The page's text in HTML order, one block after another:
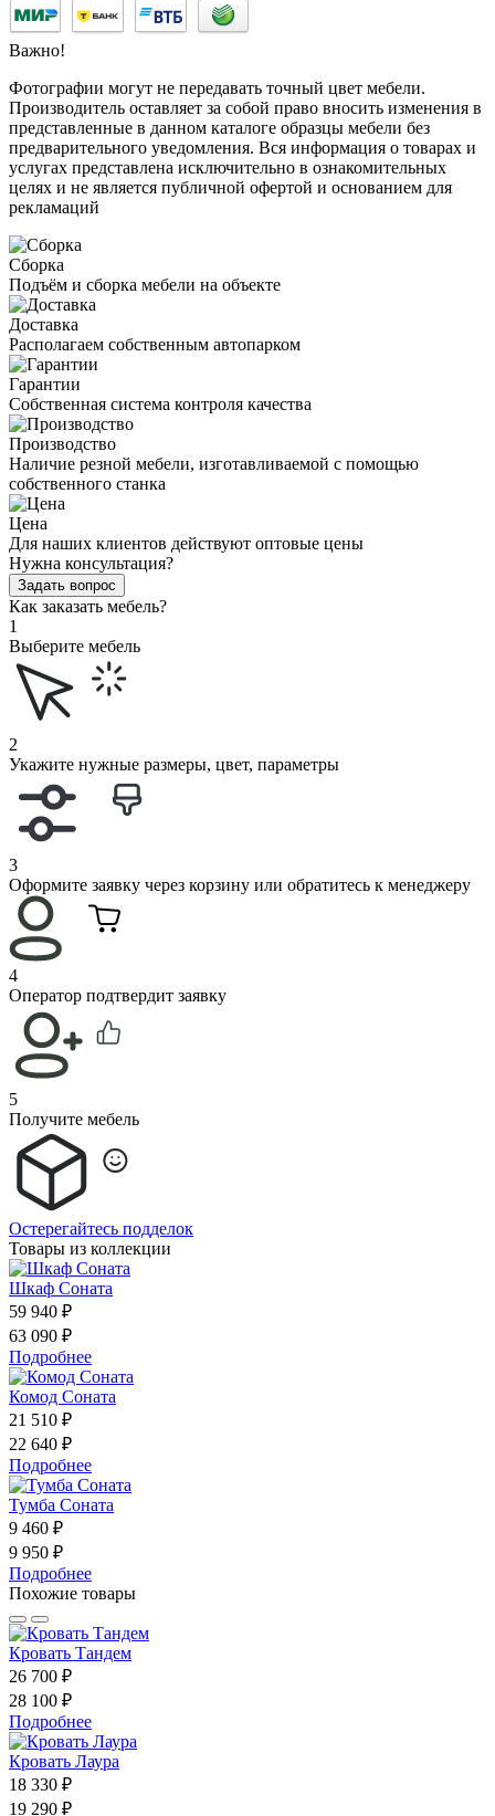
Важно!
Фотографии могут не передавать точный цвет мебели.
Производитель оставляет за собой право вносить изменения в
представленные в данном каталоге образцы мебели без
предварительного уведомления. Вся информация о товарах и
услугах представлена исключительно в ознакомительных
целях и не является публичной офертой и основанием для
рекламаций
Сборка
Подъём и сборка мебели на объекте
Доставка
Располагаем собственным автопарком
Гарантии
Собственная система контроля качества
Производство
Наличие резной мебели, изготавливаемой с помощью
собственного станка
Цена
Для наших клиентов действуют оптовые цены
Нужна консультация?
Задать вопрос
Как заказать мебель?
1
Выберите мебель
2
Укажите нужные размеры, цвет, параметры
3
Оформите заявку через корзину или обратитесь к менеджеру
4
Оператор подтвердит заявку
5
Получите мебель
Остерегайтесь подделок
Товары из коллекции
Шкаф Соната
59 940 ₽
63 090 ₽
Подробнее
Комод Соната
21 510 ₽
22 640 ₽
Подробнее
Тумба Соната
9 460 ₽
9 950 ₽
Подробнее
Похожие товары
Кровать Тандем
26 700 ₽
28 100 ₽
Подробнее
Кровать Лаура
18 330 ₽
19 290 ₽